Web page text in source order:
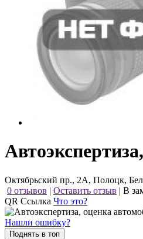
Октябрьский пр., 2А, Полоцк,
0 отзывов | Оставить отзыв | В
QR Ссылка Что это?
Нашли ошибку?
Поднять в топ